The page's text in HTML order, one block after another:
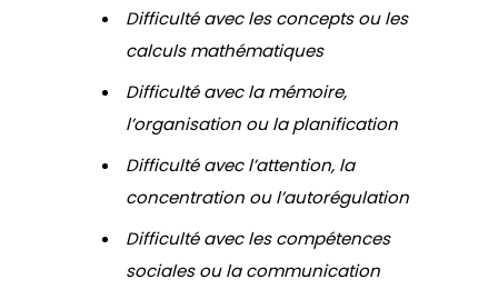
Difficulté avec les concepts ou les
calculs mathématiques
Difficulté avec la mémoire,
l’organisation ou la planification
Difficulté avec l’attention, la
concentration ou l’autorégulation
Difficulté avec les compétences
sociales ou la communication